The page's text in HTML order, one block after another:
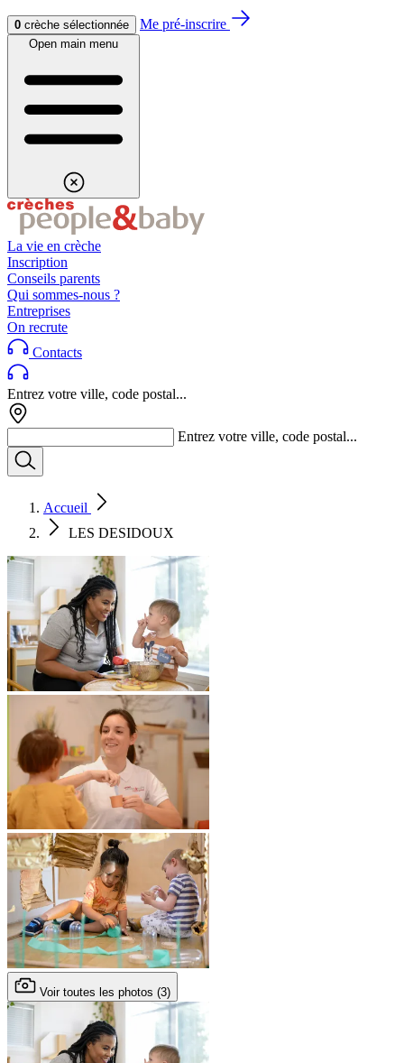
Aller au contenuAller au footer
0 crèche sélectionnée Me pré-inscrire
Open main menu
La vie en crèche
Inscription
Conseils parents
Qui sommes-nous ?
Entreprises
On recrute
Contacts
Entrez votre ville, code postal...
Entrez votre ville, code postal...
Accueil
LES DESIDOUX
Voir toutes les photos (3)